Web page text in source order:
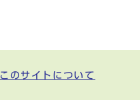
このサイトについて